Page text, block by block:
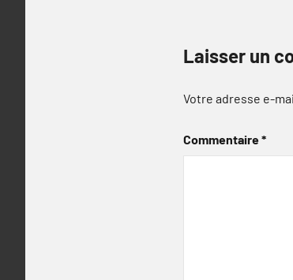
Laisser un
Votre adresse e-
Commentaire*